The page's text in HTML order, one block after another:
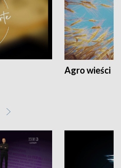
Agro wieści